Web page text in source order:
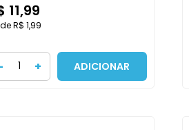
11,99
R$ 1,99
+ ADICIONAR